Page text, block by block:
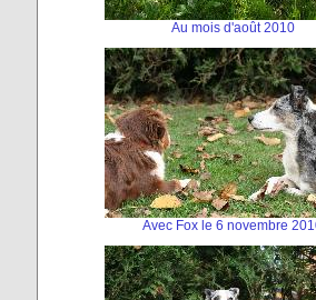
Au mois d'août 2010
Avec Fox le 6 novembre